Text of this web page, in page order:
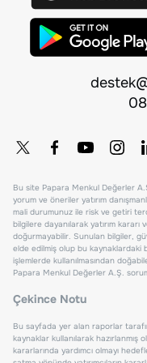
Bu site Papara Menkul Değerler
yorum ve öneriler yatırım
mali durumunuz ile risk ve getiri
bilgilere dayanılarak yatırım
doğurmayabilir. Sunulan bilgiler,
elde edilmiş olup bu kaynaklardaki
işlemlerde kullanılmasından
Papara Menkul Değerler A.Ş.
Çekince Notu
Bu sayfada yer alan raporlar
kaynaklar kullanılarak hazırlanmış
kararlarında yardımcı olmayı